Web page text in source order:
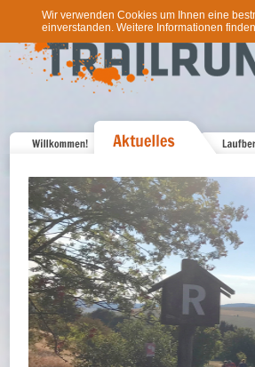
Wir verwenden Cookies um Ihnen eine
einverstanden. Weitere Informationen